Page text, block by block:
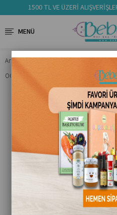
1500 TL VE ÜZERİ
Anasayfa Ek Gıda
Ek Gıda Ürünler
OG Naatural Organik Tam Buğday Unu +8